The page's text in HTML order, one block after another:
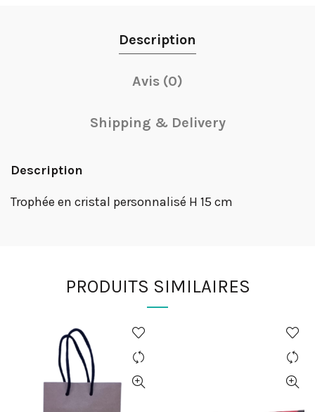
Description
Avis (0)
Shipping & Delivery
Description
Trophée en cristal personnalisé H 15 cm
PRODUITS SIMILAIRES